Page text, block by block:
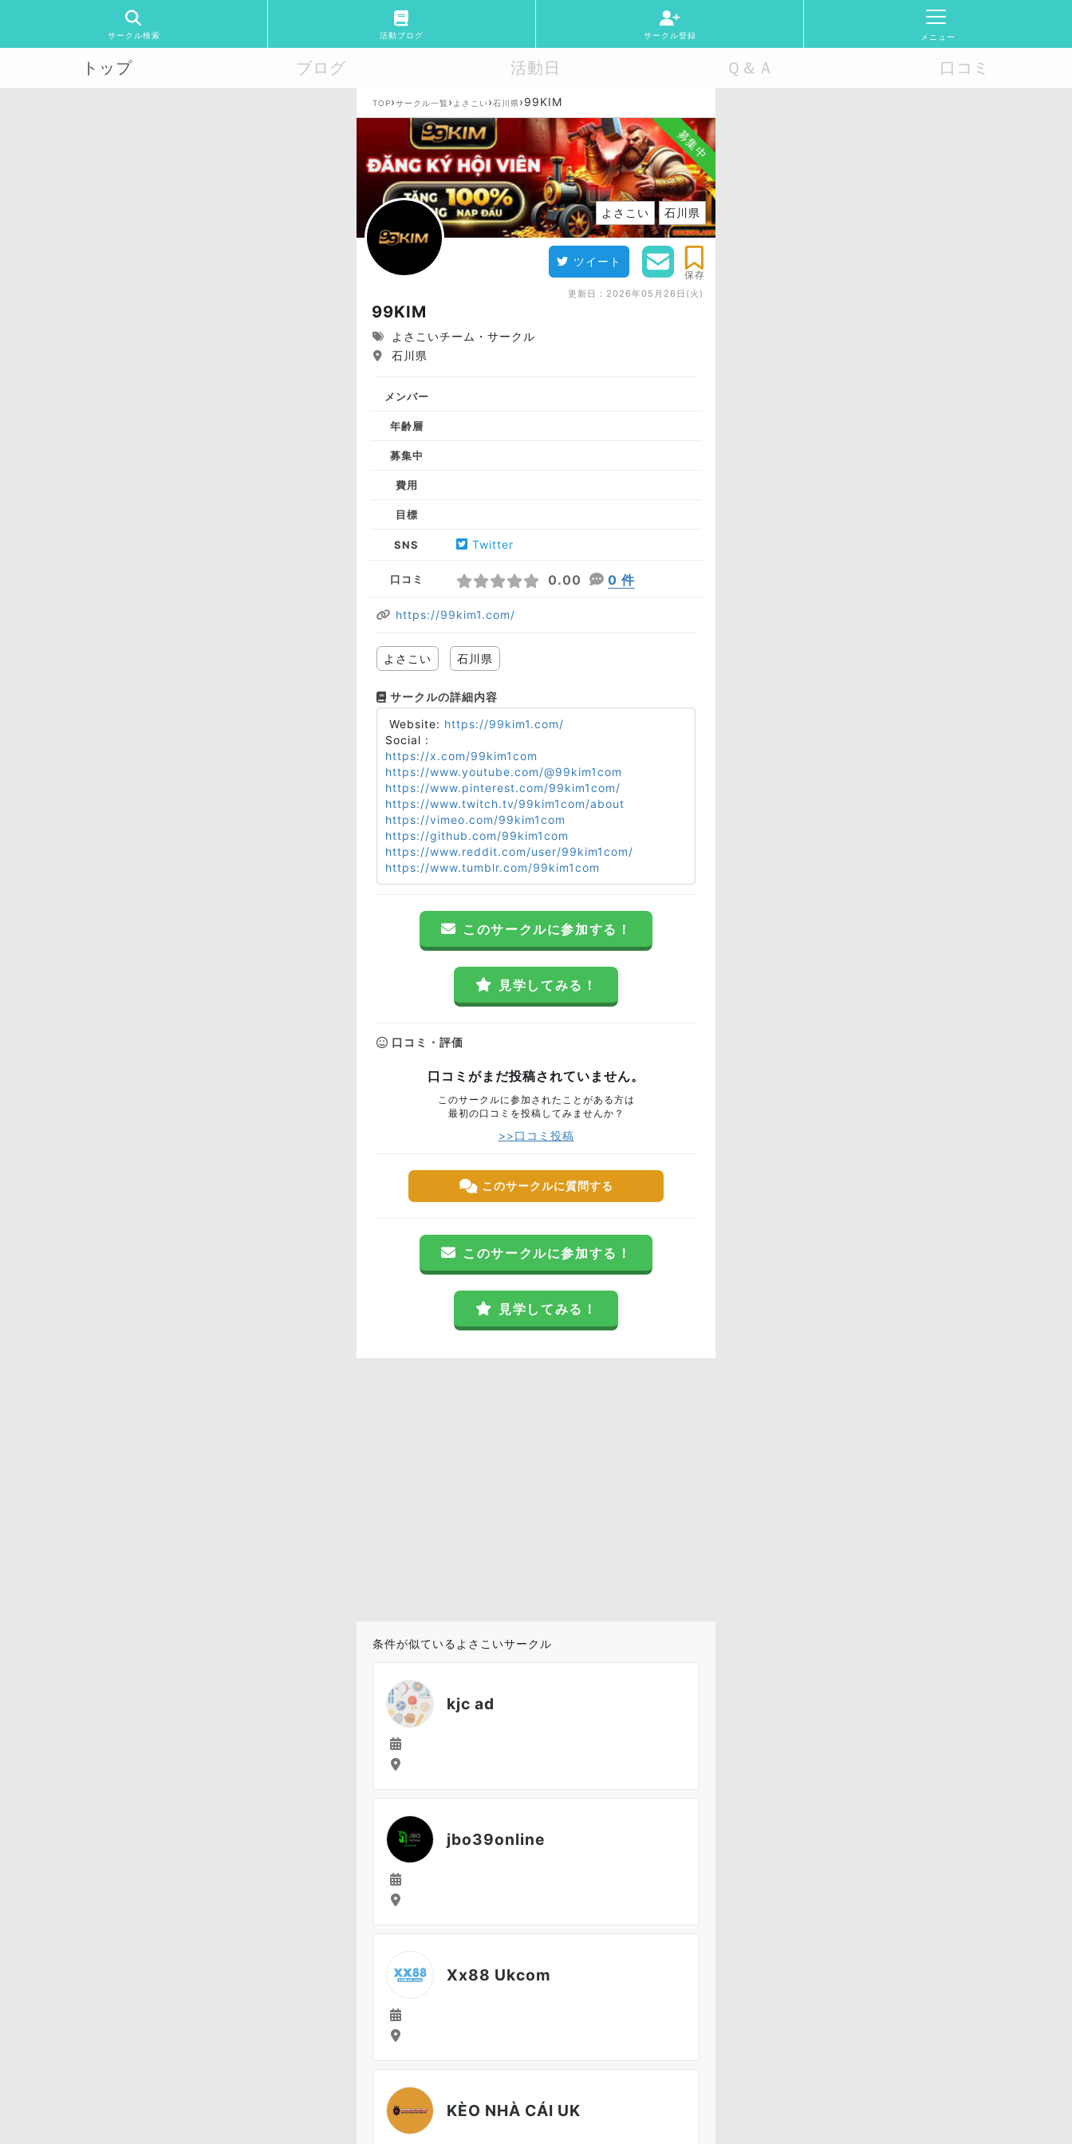
サークル検索 活動ブログ サークル登録 メニュー
トップ ブログ 活動日 Ｑ＆Ａ 口コミ
TOP›サークル一覧 › よさこい›石川県›99KIM
募集中
よさこい 石川県
ツイート
保存
更新日： 2026年05月26日(火)
99KIM
よさこいチーム・サークル
石川県
メンバー
年齢層
募集中
費用
目標
SNS Twitter
口コミ 0.00 0 件
https://99kim1.com/
よさこい 石川県
サークルの詳細内容
Website: https://99kim1.com/
Social :
https://x.com/99kim1com
https://www.youtube.com/@99kim1com
https://www.pinterest.com/99kim1com/
https://www.twitch.tv/99kim1com/about
https://vimeo.com/99kim1com
https://github.com/99kim1com
https://www.reddit.com/user/99kim1com/
https://www.tumblr.com/99kim1com
このサークルに参加する！
見学してみる！
口コミ・評価
口コミがまだ投稿されていません。
このサークルに参加されたことがある方は
最初の口コミを投稿してみませんか？
>>口コミ投稿
このサークルに質問する
このサークルに参加する！
見学してみる！
条件が似ているよさこいサークル
kjc ad
jbo39online
Xx88 Ukcom
KÈO NHÀ CÁI UK